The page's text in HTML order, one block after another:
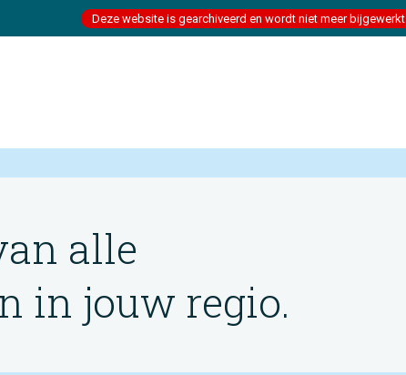
Deze website is gearchiveerd en wordt niet meer bijgewerkt.
alle
in jouw regio.